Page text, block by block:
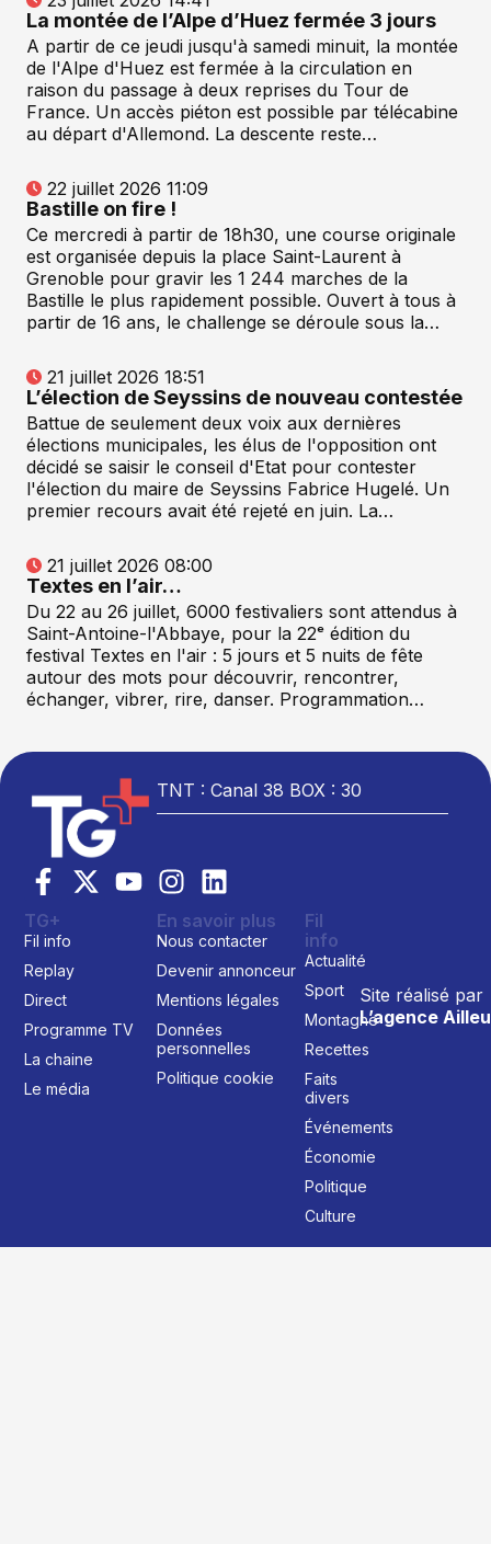
La montée de l’Alpe d’Huez fermée 3 jours
A partir de ce jeudi jusqu'à samedi minuit, la montée
de l'Alpe d'Huez est fermée à la circulation en
raison du passage à deux reprises du Tour de
France. Un accès piéton est possible par télécabine
au départ d'Allemond. La descente reste…
22 juillet 2026 11:09
Bastille on fire !
Ce mercredi à partir de 18h30, une course originale
est organisée depuis la place Saint-Laurent à
Grenoble pour gravir les 1 244 marches de la
Bastille le plus rapidement possible. Ouvert à tous à
partir de 16 ans, le challenge se déroule sous la…
21 juillet 2026 18:51
L’élection de Seyssins de nouveau contestée
Battue de seulement deux voix aux dernières
élections municipales, les élus de l'opposition ont
décidé se saisir le conseil d'Etat pour contester
l'élection du maire de Seyssins Fabrice Hugelé. Un
premier recours avait été rejeté en juin. La…
21 juillet 2026 08:00
Textes en l’air…
Du 22 au 26 juillet, 6000 festivaliers sont attendus à
Saint-Antoine-l'Abbaye, pour la 22ᵉ édition du
festival Textes en l'air : 5 jours et 5 nuits de fête
autour des mots pour découvrir, rencontrer,
échanger, vibrer, rire, danser. Programmation…
TNT : Canal 38 BOX : 30
Site réalisé par
L’agence
TG+
Fil info
Replay
Direct
Programme TV
La chaine
Le média
En savoir plus
Nous contacter
Devenir annonceur
Mentions légales
Données
personnelles
Politique cookie
Fil
info
Actualité
Sport
Montagne
Recettes
Faits
divers
Événements
Économie
Politique
Culture